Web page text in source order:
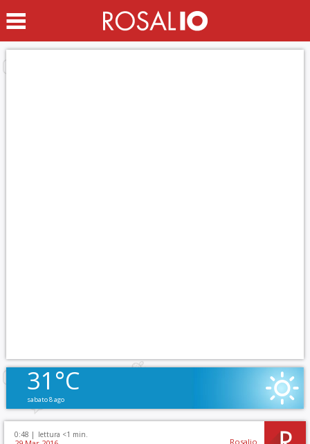
31°C
sabato 8 ago
0:48 | lettura <1 min.
Rosalio